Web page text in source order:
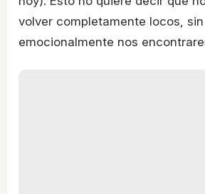
volver completamente locos,
emocionalmente nos